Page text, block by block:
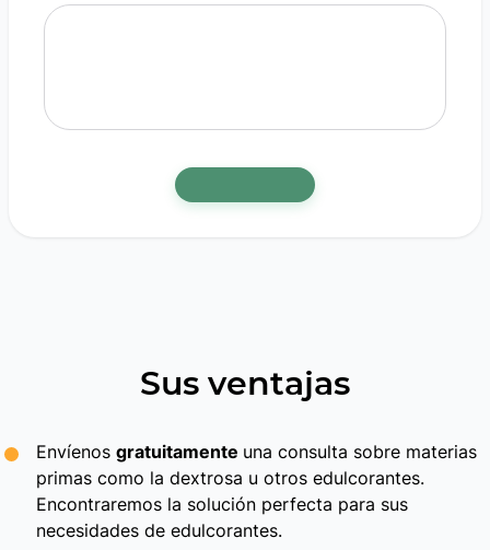
Sus ventajas
Envíenos gratuitamente una consulta sobre materias
primas como la dextrosa u otros edulcorantes.
Encontraremos la solución perfecta para sus
necesidades de edulcorantes.